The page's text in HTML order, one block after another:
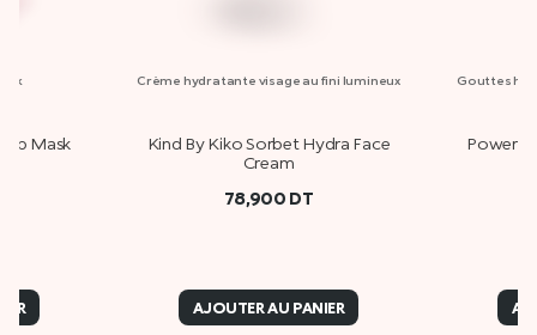
Mask
Crème hydratante visage au fini lumineux
Kind By Kiko Sorbet Hydra Face
Cream
78,900 DT
AJOUTER AU PANIER
Gouttes
Power